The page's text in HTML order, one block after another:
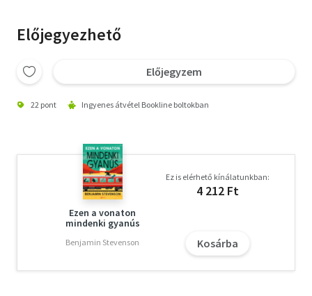
Előjegyezhető
Előjegyzem
22 pont Ingyenes átvétel Bookline boltokban
Ezen a vonaton
mindenki gyanús
Benjamin Stevenson
Ez is elérhető kínálatunkban:
4 212 Ft
Kosárba